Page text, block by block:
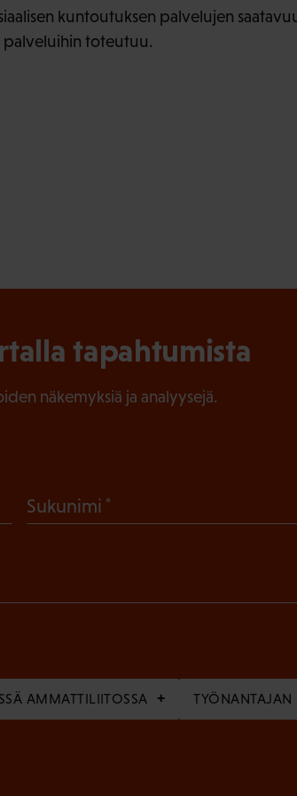
kuntoutuksen palvelujen
palveluihin toteutuu.
tapahtumista
näkemyksiä ja analyysejä.
Sukunimi
l
i
AMMATTILIITOSSA TYÖNANTAJAN